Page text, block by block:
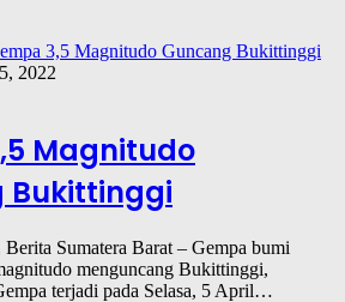
2022
Magnitudo
Bukittinggi
Sumatera Barat – Gempa bumi
menguncang Bukittinggi,
terjadi pada Selasa, 5 April…